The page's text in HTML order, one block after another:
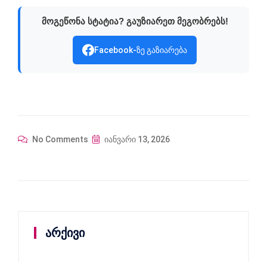
მოგეწონა სტატია? გაუზიარეთ მეგობრებს!
Facebook-ზე გაზიარება
No Comments იანვარი 13, 2026
არქივი